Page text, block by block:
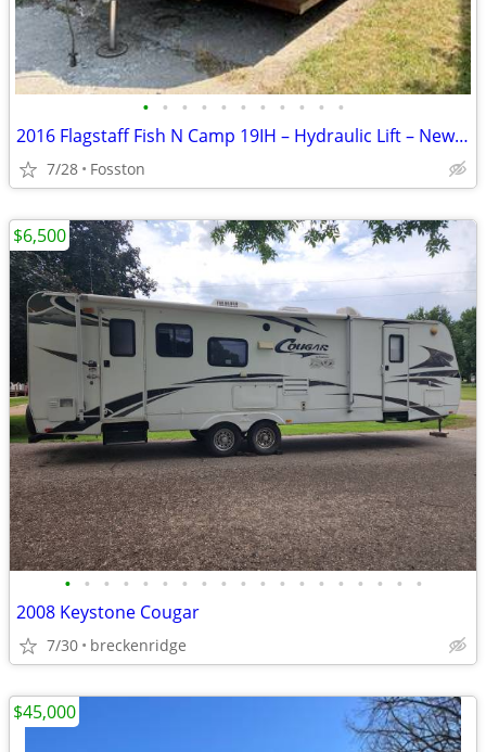
• • • • • • • • • • •
2016 Flagstaff Fish N Camp 19IH – Hydraulic Lift – New Tires –
7/28 Fosston
• • • • • • • • • • • • • • • • • • •
2008 Keystone Cougar
7/30 breckenridge
$6,500
$45,000